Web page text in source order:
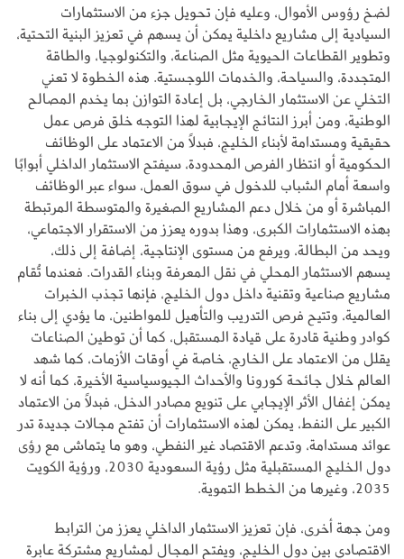
لضخ رؤوس الأموال، وعليه فإن تحويل جزء من الاستثمارات
السيادية إلى مشاريع داخلية يمكن أن يسهم في تعزيز البنية التحتية،
وتطوير القطاعات الحيوية مثل الصناعة، والتكنولوجيا، والطاقة
المتجددة، والسياحة، والخدمات اللوجستية. هذه الخطوة لا تعني
التخلي عن الاستثمار الخارجي، بل إعادة التوازن بما يخدم المصالح
الوطنية، ومن أبرز النتائج الإيجابية لهذا التوجه خلق فرص عمل
حقيقية ومستدامة لأبناء الخليج، فبدلًا من الاعتماد على الوظائف
الحكومية أو انتظار الفرص المحدودة، سيفتح الاستثمار الداخلي أبوابًا
واسعة أمام الشباب للدخول في سوق العمل، سواء عبر الوظائف
المباشرة أو من خلال دعم المشاريع الصغيرة والمتوسطة المرتبطة
بهذه الاستثمارات الكبرى، وهذا بدوره يعزز من الاستقرار الاجتماعي،
ويحد من البطالة، ويرفع من مستوى الإنتاجية، إضافة إلى ذلك،
يسهم الاستثمار المحلي في نقل المعرفة وبناء القدرات. فعندما تُقام
مشاريع صناعية وتقنية داخل دول الخليج، فإنها تجذب الخبرات
العالمية، وتتيح فرص التدريب والتأهيل للمواطنين، ما يؤدي إلى بناء
كوادر وطنية قادرة على قيادة المستقبل، كما أن توطين الصناعات
يقلل من الاعتماد على الخارج، خاصة في أوقات الأزمات، كما شهد
العالم خلال جائحة كورونا والأحداث الجيوسياسية الأخيرة، كما أنه لا
يمكن إغفال الأثر الإيجابي على تنويع مصادر الدخل، فبدلًا من الاعتماد
الكبير على النفط، يمكن لهذه الاستثمارات أن تفتح مجالات جديدة تدر
عوائد مستدامة، وتدعم الاقتصاد غير النفطي، وهو ما يتماشى مع رؤى
دول الخليج المستقبلية مثل رؤية السعودية 2030، ورؤية الكويت
2035، وغيرها من الخطط التموية.
ومن جهة أخرى، فإن تعزيز الاستثمار الداخلي يعزز من الترابط
الاقتصادي بين دول الخليج، ويفتح المجال لمشاريع مشتركة عابرة